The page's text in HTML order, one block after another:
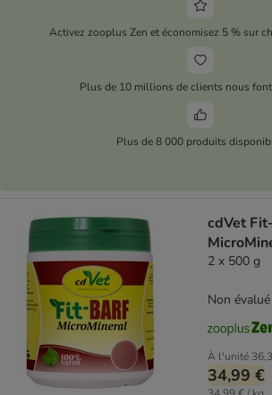
Activez zooplus Zen et économisez 5 % sur
Plus de 10 millions de clients nous
Plus de 8 000 produits
cdVet
2 x 500 g
À l'unité
34,99 €
Non évalué